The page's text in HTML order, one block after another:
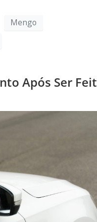
Mengo
Após Ser